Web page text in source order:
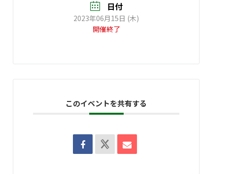
日付
2023年06月15日 (木)
開催終了
このイベントを共有する